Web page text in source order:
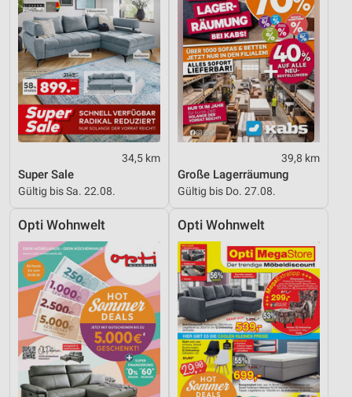
34,5 km
Super Sale
Gültig bis Sa. 22.08.
39,8 km
Große Lagerräumung
Gültig bis Do. 27.08.
Opti Wohnwelt Opti Wohnwelt